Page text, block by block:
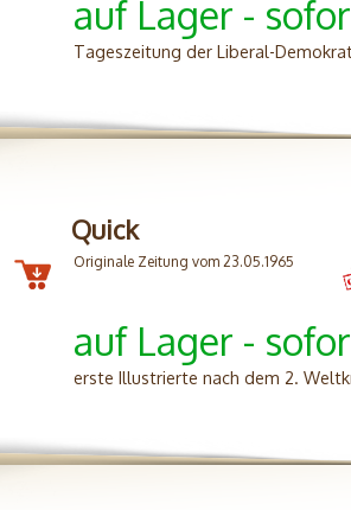
auf Lager -
Tageszeitung der Liberal-
Quick
Originale Zeitung vom 23.05.1965
auf Lager -
erste Illustrierte nach dem 2.